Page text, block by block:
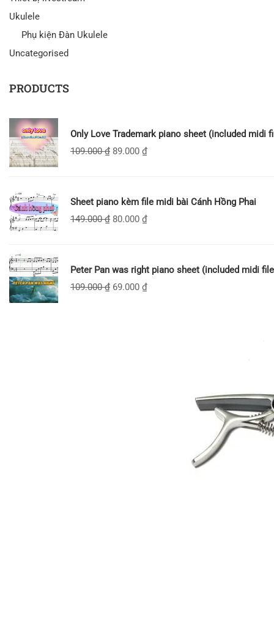
Ukulele
Phụ kiện Đàn Ukulele
Uncategorised
PRODUCTS
Only Love Trademark piano sheet (included midi
109.000₫ 89.000 ₫
Sheet piano kèm file midi bài Cánh Hồng Phai
149.000₫ 80.000 ₫
Peter Pan was right piano sheet (included midi
109.000₫ 69.000 ₫